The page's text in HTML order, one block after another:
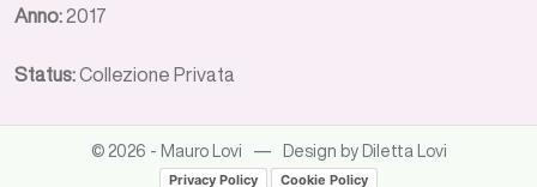
Anno: 2017
Status:Collezione Privata
© 2026 - Mauro Lovi —
Design by Diletta Lovi
Privacy Policy
Cookie Policy